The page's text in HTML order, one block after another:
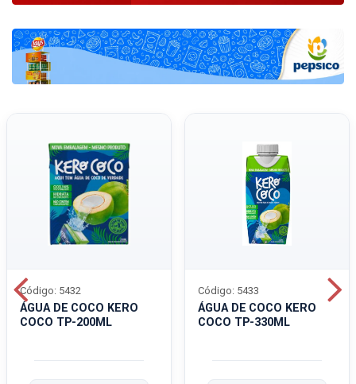
ÁGUA DE COCO KERO
COCO TP-200ML
Código: 5432
ÁGUA DE COCO KERO
COCO TP-330ML
Código: 5433